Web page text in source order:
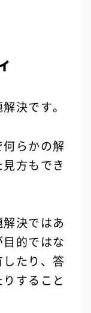
決です。
らかの解
方もでき
決ではあ
的ではな
たり、答
すること